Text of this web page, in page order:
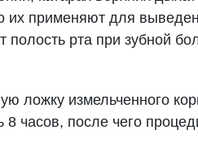
их применяют для
рта при зубной
ложку измельченного
часов, после чего